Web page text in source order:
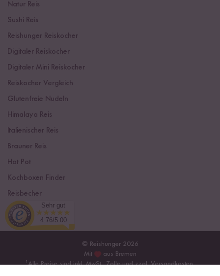
Natur Reis
Sushi Reis
Reishunger Reiskocher
Digitaler Reiskocher
Digitaler Mini Reiskocher
Reiskocher Vergleich
Glutenfreie Nudeln
Himalaya Reis
Italienischer Reis
Brauner Reis
Hot Pot
Kochboxen Finder
Reisbecher
Sushi Einsteiger Box
© Reishunger 2026
Mit
aus Bremen
¹Alle Preise sind inkl. MwSt., Zölle und zzgl.Versandkosten.
Sehr gut
4.76/5.00